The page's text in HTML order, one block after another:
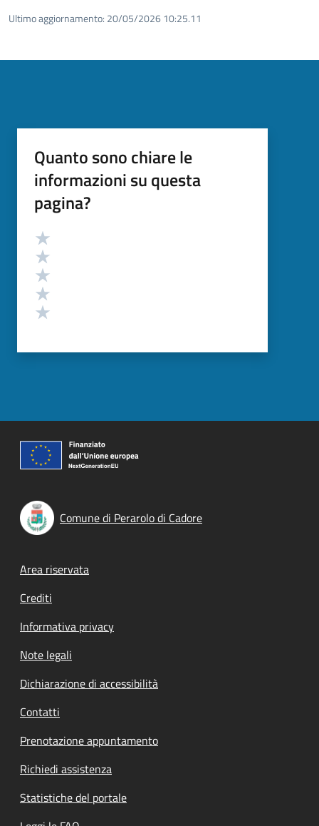
Ultimo aggiornamento: 20/05/2026 10:25.11
Quanto sono chiare le
informazioni su questa
pagina?
Valutazione
Comune di Perarolo di Cadore
Footer menu
Area riservata
Crediti
Informativa privacy
Note legali
Dichiarazione di accessibilità
Contatti
Prenotazione appuntamento
Richiedi assistenza
Statistiche del portale